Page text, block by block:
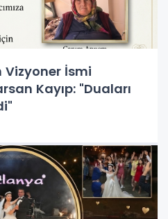
İsmi
Kayıp: "Duaları